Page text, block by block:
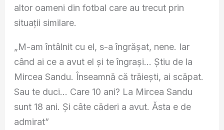
altor oameni din fotbal care au trecut prin
situații similare.
„M-am întâlnit cu el, s-a îngrășat, nene. Iar
când ai ce a avut el și te îngrași… Știu de la
Mircea Sandu. Înseamnă că trăiești, ai scăpat.
Sau te duci… Care 10 ani? La Mircea Sandu
sunt 18 ani. Și câte căderi a avut. Ăsta e de
admirat”